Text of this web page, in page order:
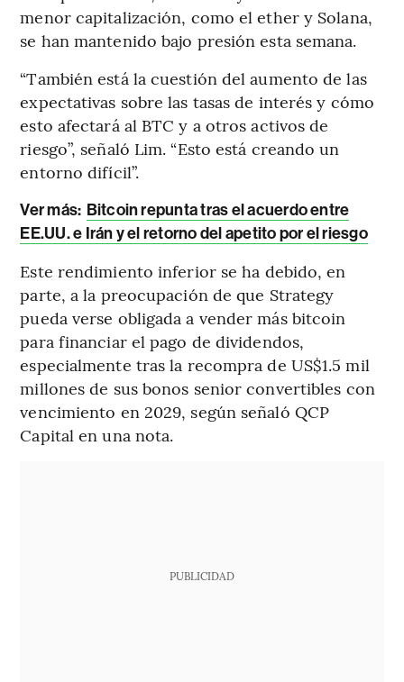
menor capitalización, como el ether y Solana,
se han mantenido bajo presión esta semana.
“También está la cuestión del aumento de las
expectativas sobre las tasas de interés y cómo
esto afectará al BTC y a otros activos de
riesgo”, señaló Lim. “Esto está creando un
entorno difícil”.
Ver más: Bitcoin repunta tras el acuerdo entre
EE.UU. e Irán y el retorno del apetito por el riesgo
Este rendimiento inferior se ha debido, en
parte, a la preocupación de que Strategy
pueda verse obligada a vender más bitcoin
para financiar el pago de dividendos,
especialmente tras la recompra de US$1.5 mil
millones de sus bonos senior convertibles con
vencimiento en 2029, según señaló QCP
Capital en una nota.
PUBLICIDAD